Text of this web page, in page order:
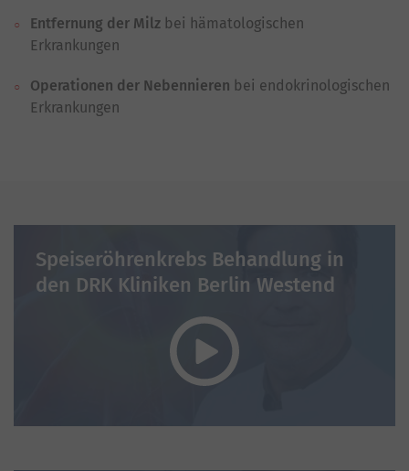
Entfernung der Milz bei hämatologischen
Erkrankungen
Operationen der Nebennieren bei endokrinologischen
Erkrankungen
Speiseröhrenkrebs Behandlung in
den DRK Kliniken Berlin Westend